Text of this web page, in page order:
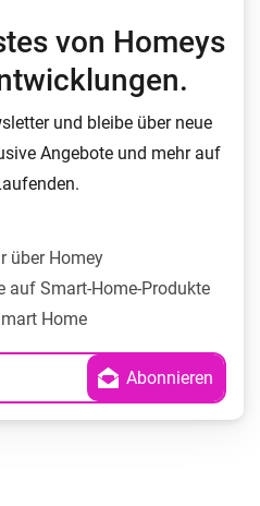
von Homeys
und bleibe über neue
Angebote und mehr auf
über Homey
auf Smart-Home-Produkte
Home